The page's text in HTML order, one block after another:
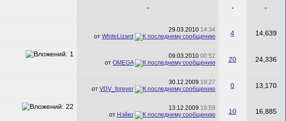
- - -
29.03.2010 14:34
от WhiteLizard 4 14,639
09.03.2010 00:52
от ОMEGA 20 24,336
30.12.2009 19:27
от VDV_forever 0 13,170
13.12.2009 16:59
от Нэйко 10 16,885